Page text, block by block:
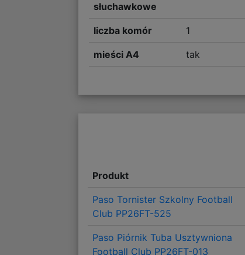
słuchawkowe
liczba komór 1
mieści A4 tak
Produkt
Paso Tornister Szkolny Football
Club PP26FT-525
Paso Piórnik Tuba Usztywniona
Football Club PP26FT-013